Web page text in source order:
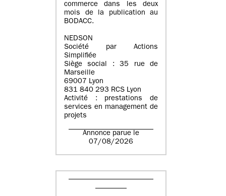
commerce dans les deux
mois de la publication au
BODACC.
NEDSON
Société par Actions
Simplifiée
Siège social : 35 rue de
Marseille
69007 Lyon
831 840 293 RCS Lyon
Activité : prestations de
services en management de
projets
Annonce parue le
07/08/2026